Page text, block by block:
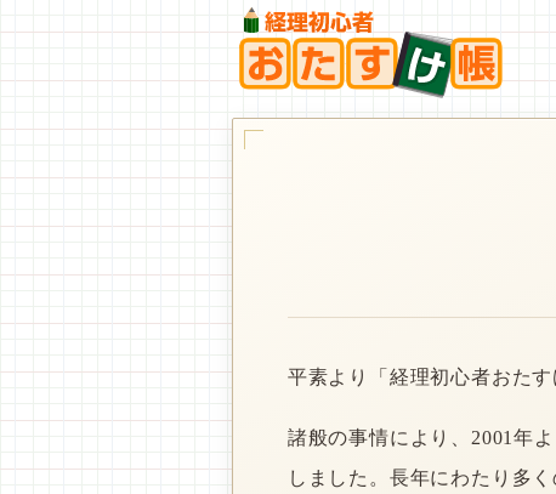
平素より「経理初心者おた
諸般の事情により、2001年
しました。長年にわたり多